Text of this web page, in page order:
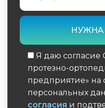
Я даю согласие
протезно-
предприятие» на
персональных
согласия и